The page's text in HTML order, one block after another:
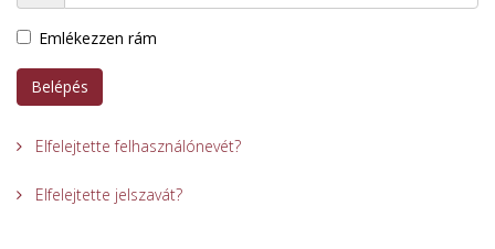
Emlékezzen rám
Belépés
Elfelejtette felhasználónevét?
Elfelejtette jelszavát?